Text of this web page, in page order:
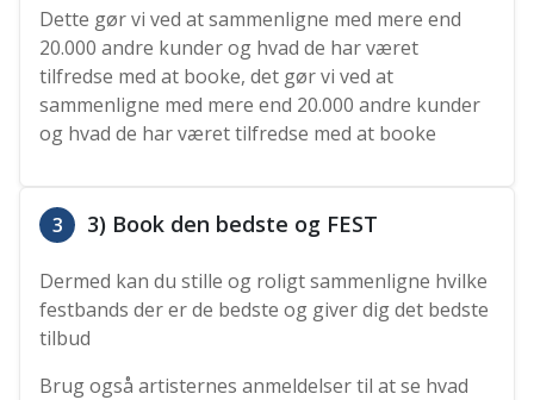
Dette gør vi ved at sammenligne med mere end
20.000 andre kunder og hvad de har været
tilfredse med at booke, det gør vi ved at
sammenligne med mere end 20.000 andre kunder
og hvad de har været tilfredse med at booke
3 3) Book den bedste og FEST
Dermed kan du stille og roligt sammenligne hvilke
festbands der er de bedste og giver dig det bedste
tilbud
Brug også artisternes anmeldelser til at se hvad